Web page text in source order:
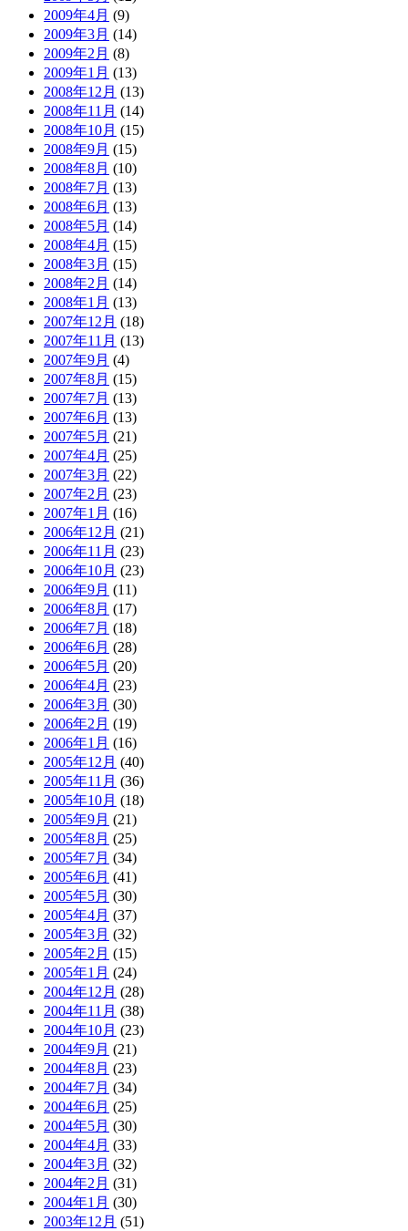
2009年4月 (9)
2009年3月 (14)
2009年2月 (8)
2009年1月 (13)
2008年12月 (13)
2008年11月 (14)
2008年10月 (15)
2008年9月 (15)
2008年8月 (10)
2008年7月 (13)
2008年6月 (13)
2008年5月 (14)
2008年4月 (15)
2008年3月 (15)
2008年2月 (14)
2008年1月 (13)
2007年12月 (18)
2007年11月 (13)
2007年9月 (4)
2007年8月 (15)
2007年7月 (13)
2007年6月 (13)
2007年5月 (21)
2007年4月 (25)
2007年3月 (22)
2007年2月 (23)
2007年1月 (16)
2006年12月 (21)
2006年11月 (23)
2006年10月 (23)
2006年9月 (11)
2006年8月 (17)
2006年7月 (18)
2006年6月 (28)
2006年5月 (20)
2006年4月 (23)
2006年3月 (30)
2006年2月 (19)
2006年1月 (16)
2005年12月 (40)
2005年11月 (36)
2005年10月 (18)
2005年9月 (21)
2005年8月 (25)
2005年7月 (34)
2005年6月 (41)
2005年5月 (30)
2005年4月 (37)
2005年3月 (32)
2005年2月 (15)
2005年1月 (24)
2004年12月 (28)
2004年11月 (38)
2004年10月 (23)
2004年9月 (21)
2004年8月 (23)
2004年7月 (34)
2004年6月 (25)
2004年5月 (30)
2004年4月 (33)
2004年3月 (32)
2004年2月 (31)
2004年1月 (30)
2003年12月 (51)